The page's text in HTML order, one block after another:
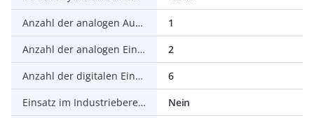
Anzahl der analogen Ausgänge
1
Anzahl der analogen Eingänge
2
Anzahl der digitalen Eingänge
6
Einsatz im Industriebereich zulässig
Nein